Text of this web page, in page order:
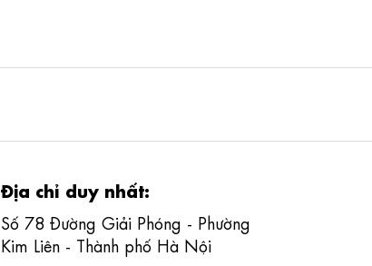
Địa chỉ duy nhất:
Số 78 Đường Giải Phóng - Phường
Kim Liên - Thành phố Hà Nội